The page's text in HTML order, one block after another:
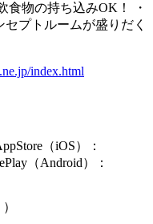
食物の持ち込みOK！ ・
プトルームが盛りだく
index.html
（iOS）：
（Android）：